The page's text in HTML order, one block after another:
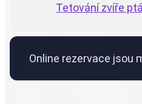
Tetování zvíře
Online rezervace jsou